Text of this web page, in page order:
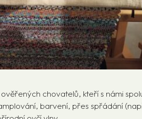
chovatelů, kteří s námi
barvení, přes spřádání